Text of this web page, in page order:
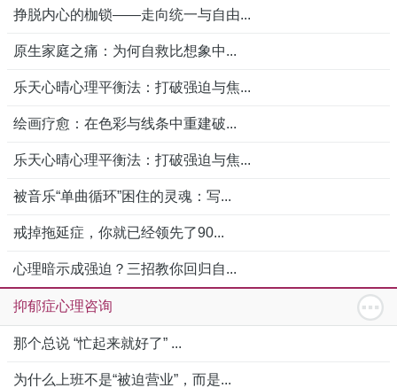
挣脱内心的枷锁——走向统一与自由...
原生家庭之痛：为何自救比想象中...
乐天心晴心理平衡法：打破强迫与焦...
绘画疗愈：在色彩与线条中重建破...
乐天心晴心理平衡法：打破强迫与焦...
被音乐“单曲循环”困住的灵魂：写...
戒掉拖延症，你就已经领先了90...
心理暗示成强迫？三招教你回归自...
抑郁症心理咨询
那个总说 “忙起来就好了” ...
为什么上班不是“被迫营业”，而是...